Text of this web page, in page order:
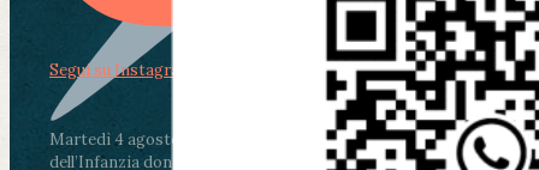
Martedì 4 agosto2026
ore 11:30 - Lucca, Scuola
dell’Infanzia don Aldo Mei - Viale Castruccio
Segui su Instagram